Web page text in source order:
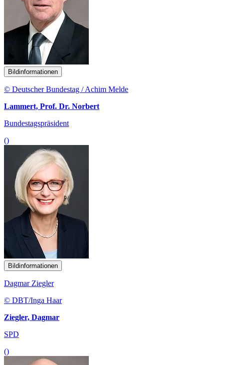
Bildinformationen
© Deutscher Bundestag / Achim Melde
Lammert, Prof. Dr. Norbert
Bundestagspräsident
()
Bildinformationen
Dagmar Ziegler
© DBT/Inga Haar
Ziegler, Dagmar
SPD
()